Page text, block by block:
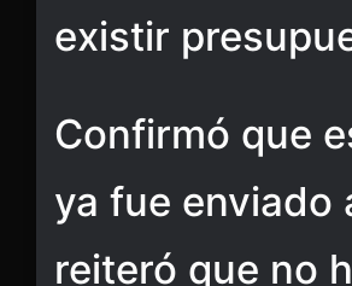
existir
Confirmó que
ya fue enviado
reiteró que no